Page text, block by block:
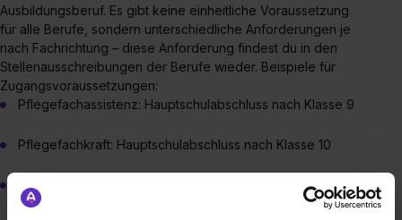
Ausbildungsberuf. Es gibt keine einheitliche Voraussetzung
für alle Berufe, sondern unterschiedliche Anforderungen je
nach Fachrichtung – diese Anforderung findest du in den
Stellenausschreibungen der Berufe wieder. Beispiele für
Zugangsvoraussetzungen:
Pflegefachassistenz: Hauptschulabschluss nach Klasse 9
Pflegefachkraft: Hauptschulabschluss nach Klasse 10
Kaufmännische Berufe: Fachoberschul-/ Fachhochschul-
oder Allgemeine Hochschulreife